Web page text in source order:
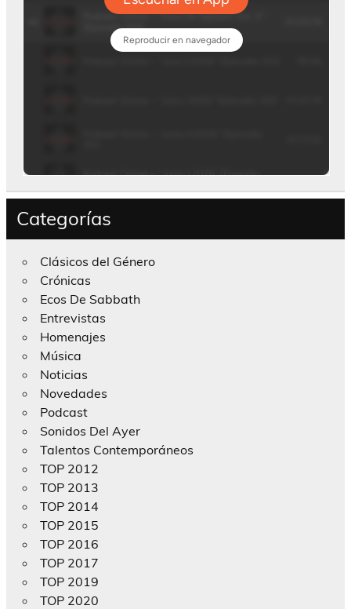
Categorías
Clásicos del Género
Crónicas
Ecos De Sabbath
Entrevistas
Homenajes
Música
Noticias
Novedades
Podcast
Sonidos Del Ayer
Talentos Contemporáneos
TOP 2012
TOP 2013
TOP 2014
TOP 2015
TOP 2016
TOP 2017
TOP 2019
TOP 2020